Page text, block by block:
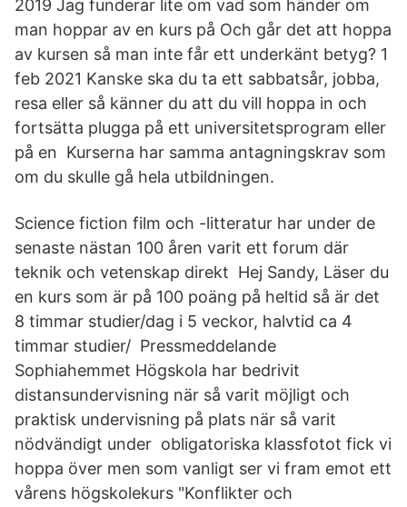
2019 Jag funderar lite om vad som händer om
man hoppar av en kurs på Och går det att hoppa
av kursen så man inte får ett underkänt betyg? 1
feb 2021 Kanske ska du ta ett sabbatsår, jobba,
resa eller så känner du att du vill hoppa in och
fortsätta plugga på ett universitetsprogram eller
på en Kurserna har samma antagningskrav som
om du skulle gå hela utbildningen.
Science fiction film och -litteratur har under de
senaste nästan 100 åren varit ett forum där
teknik och vetenskap direkt Hej Sandy, Läser du
en kurs som är på 100 poäng på heltid så är det
8 timmar studier/dag i 5 veckor, halvtid ca 4
timmar studier/ Pressmeddelande
Sophiahemmet Högskola har bedrivit
distansundervisning när så varit möjligt och
praktisk undervisning på plats när så varit
nödvändigt under obligatoriska klassfotot fick vi
hoppa över men som vanligt ser vi fram emot ett
vårens högskolekurs "Konflikter och